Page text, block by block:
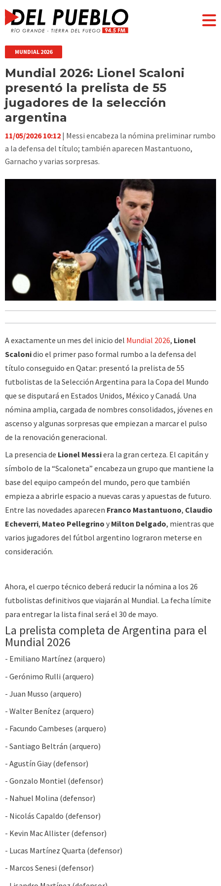
MUNDIAL 2026
Mundial 2026: Lionel Scaloni
presentó la prelista de 55
jugadores de la selección
argentina
11/05/2026 10:12 | Messi encabeza la nómina preliminar rumbo
a la defensa del título; también aparecen Mastantuono,
Garnacho y varias sorpresas.
A exactamente un mes del inicio del Mundial 2026, Lionel
Scalonidio el primer paso formal rumbo a la defensa del
título conseguido en Qatar: presentó la prelista de 55
futbolistas de la Selección Argentina para la Copa del Mundo
que se disputará en Estados Unidos, México y Canadá. Una
nómina amplia, cargada de nombres consolidados, jóvenes en
ascenso y algunas sorpresas que empiezan a marcar el pulso
de la renovación generacional.
La presencia de Lionel Messiera la gran certeza. El capitán y
símbolo de la “Scaloneta” encabeza un grupo que mantiene la
base del equipo campeón del mundo, pero que también
empieza a abrirle espacio a nuevas caras y apuestas de futuro.
Entre las novedades aparecen Franco Mastantuono, Claudio
Echeverri, Mateo Pellegrino y Milton Delgado, mientras que
varios jugadores del fútbol argentino lograron meterse en
consideración.
Ahora, el cuerpo técnico deberá reducir la nómina a los 26
futbolistas definitivos que viajarán al Mundial. La fecha límite
para entregar la lista final será el 30 de mayo.
La prelista completa de Argentina para el
Mundial 2026
- Emiliano Martínez (arquero)
- Gerónimo Rulli (arquero)
- Juan Musso (arquero)
- Walter Benítez (arquero)
- Facundo Cambeses (arquero)
- Santiago Beltrán (arquero)
- Agustín Giay (defensor)
- Gonzalo Montiel (defensor)
- Nahuel Molina (defensor)
- Nicolás Capaldo (defensor)
- Kevin Mac Allister (defensor)
- Lucas Martínez Quarta (defensor)
- Marcos Senesi (defensor)